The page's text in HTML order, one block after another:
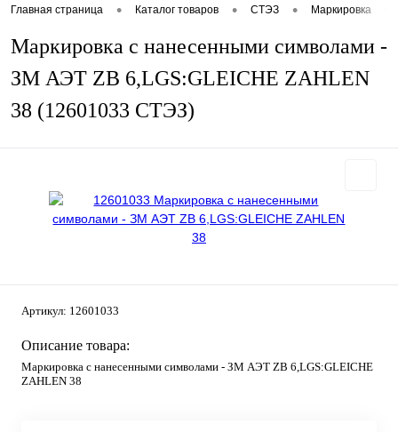
Главная страница • Каталог товаров • СТЭЗ • Маркировка
Маркировка с нанесенными символами -
ЗМ АЭТ ZB 6,LGS:GLEICHE ZAHLEN
38 (12601033 СТЭЗ)
Артикул: 12601033
Описание товара:
Маркировка с нанесенными символами - ЗМ АЭТ ZB 6,LGS:GLEICHE
ZAHLEN 38